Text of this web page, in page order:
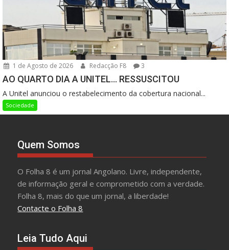
1 de Agosto de 2026 Redacção F8 3
AO QUARTO DIA A UNITEL… RESSUSCITOU
A Unitel anunciou o restabelecimento da cobertura nacional...
Sociedade
Quem Somos
O Folha 8 é um jornal Angolano. Livre, independente,
de informação geral e comprometido com a verdade.
Folha 8, mais do que um jornal, a liberdade!
Contacte o Folha 8
Leia Tudo Aqui